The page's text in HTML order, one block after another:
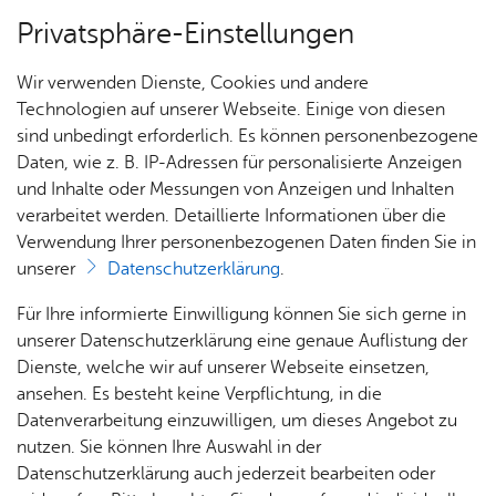
Über­sicht Bür­ger & Stadt
Rat­
haus &
Bür­
ger­
ser­vice
Rat­
häu­ser
Nach­
rich­
ten,
Vi­de­os
& Bil­
der
Me­di­
Jobs
Stel­
len­an­
ge­bo­te
Aus­bil­
dung &
Stu­di­
Bauen
& Um­
welt
Geo­
da­ten
Ge­
sund­
heit &
kum
Dienst­leis­tun­gen A–Z
Vor­le­sen
Mel­de­re­gis­ter - Grup­pen­aus­
kunft be­an­tra­gen
Für die Zusammensetzung einer Personengruppe dürfen
nur folgende Daten herangezogen werden:
Ge­burts­da­tum
Privatsphäre-Einstellungen
Wir verwenden Dienste, Cookies und andere
Technologien auf unserer Webseite. Einige von diesen
sind unbedingt erforderlich. Es können personenbezogene
Daten, wie z. B. IP-Adressen für personalisierte Anzeigen
und Inhalte oder Messungen von Anzeigen und Inhalten
verarbeitet werden. Detaillierte Informationen über die
Verwendung Ihrer personenbezogenen Daten finden Sie in
unserer
Datenschutzerklärung.
Für Ihre informierte Einwilligung können Sie sich gerne in
unserer Datenschutzerklärung eine genaue Auflistung der
Dienste, welche wir auf unserer Webseite einsetzen,
ansehen. Es besteht keine Verpflichtung, in die
Datenverarbeitung einzuwilligen, um dieses Angebot zu
nutzen. Sie können Ihre Auswahl in der
Datenschutzerklärung auch jederzeit bearbeiten oder